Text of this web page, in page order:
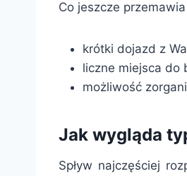
Co jeszcze
krótki dojazd z
liczne miejsca do
możliwość
Jak wygląda
Spływ najczęściej